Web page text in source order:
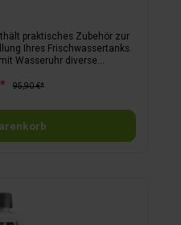
praktisches Zubehör zur
Ihres Frischwassertanks.
diverse
mit maßgefertigter
95,90 €*